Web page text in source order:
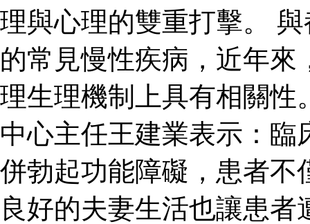
理與心理的雙重打擊。
的常見慢性疾病，近年
理生理機制上具有相關性
中心主任王建業表示：
併勃起功能障礙，患者不
良好的夫妻生活也讓患